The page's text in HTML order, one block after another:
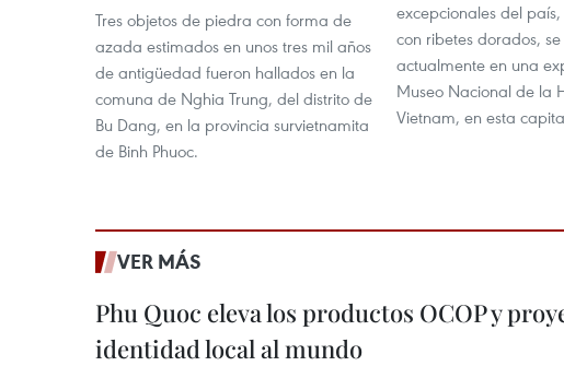
Tres objetos de piedra con forma de
azada estimados en unos tres mil años
de antigüedad fueron hallados en la
comuna de Nghia Trung, del distrito de
Bu Dang, en la provincia survietnamita
de Binh Phuoc.
excepcionales del
con ribetes dorados,
actualmente en una
Museo Nacional de la
Vietnam, en esta
VER MÁS
Phu Quoc eleva los productos OCOP y
identidad local al mundo